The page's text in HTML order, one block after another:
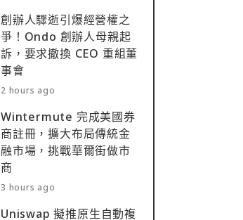
創辦人驟逝引爆經營權之
爭！Ondo 創辦人母親起
訴，要求撤換 CEO 重組董
事會
2 hours ago
Wintermute 完成美國券
商註冊，擴大布局傳統金
融市場，挑戰華爾街做市
商
3 hours ago
Uniswap 擬推原生自動複